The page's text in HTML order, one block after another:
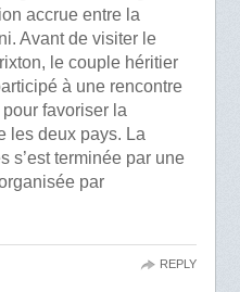
accrue entre la
Avant de visiter le
le couple héritier
à une rencontre
favoriser la
les deux pays. La
s’est terminée par une
par
REPLY